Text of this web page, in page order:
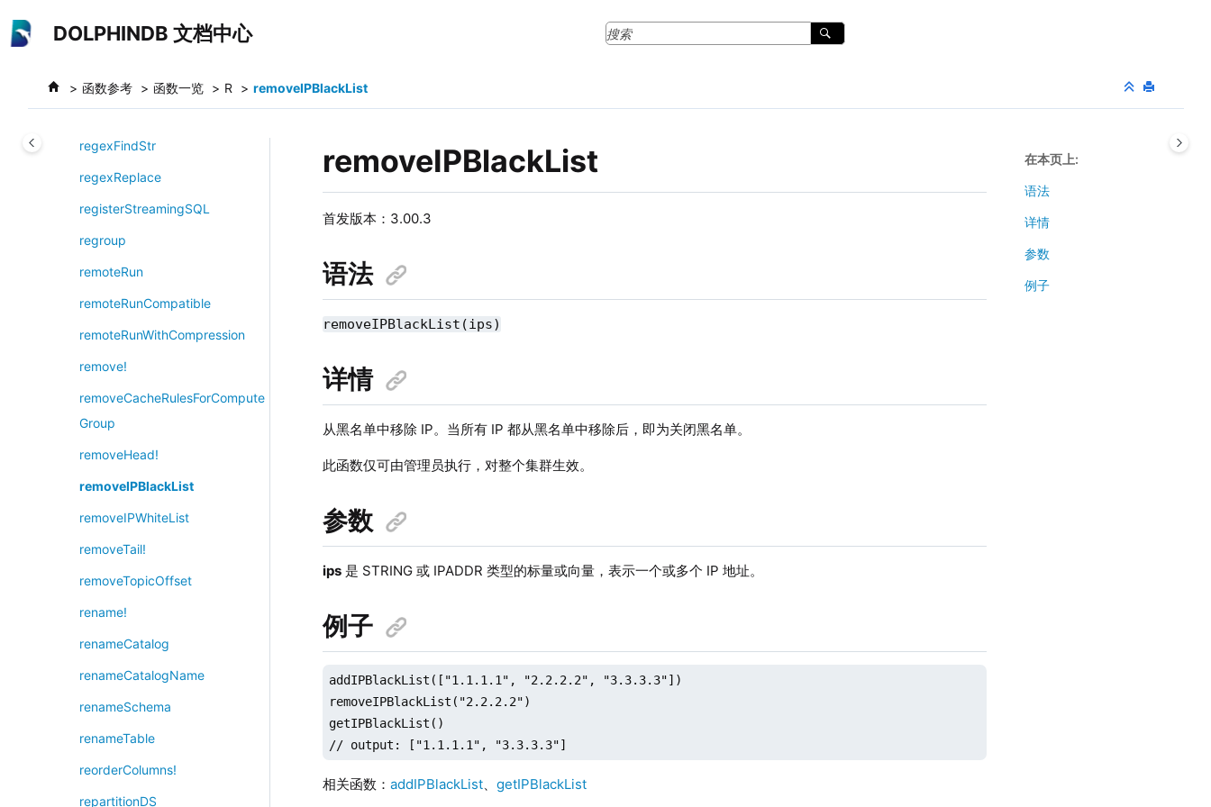
DOLPHINDB 文档中心
函数参考 函数一览 R removeIPBlackList
recursiveSplitText
regexCount
regexFind
regexFindStr
regexReplace
registerStreamingSQL
regroup
remoteRun
remoteRunCompatible
remoteRunWithCompression
remove!
removeCacheRulesForCompute
Group
removeHead!
removeIPBlackList
removeIPWhiteList
removeTail!
removeTopicOffset
rename!
renameCatalog
renameCatalogName
renameSchema
renameTable
reorderColumns!
repartitionDS
removeIPBlackList
首发版本：3.00.3
语法
removeIPBlackList(ips)
详情
从黑名单中移除 IP。当所有 IP 都从黑名单中移除后，即为关闭黑名单。
此函数仅可由管理员执行，对整个集群生效。
参数
ips 是 STRING 或 IPADDR 类型的标量或向量，表示一个或多个 IP 地址。
例子
addIPBlackList(["1.1.1.1", "2.2.2.2", "3.3.3.3"])
removeIPBlackList("2.2.2.2")
getIPBlackList()
// output: ["1.1.1.1", "3.3.3.3"]
相关函数：addIPBlackList 、getIPBlackList
在本页上
语法
详情
参数
例子